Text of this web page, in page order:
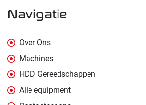
navigatie
Over Ons
Machines
HDD Gereedschappen
Alle equipment